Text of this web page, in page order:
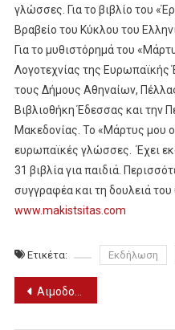
γλώσσες. Για το βιβλίο του
Βραβείο του Κύκλου του
Για το μυθιστόρημά του
Λογοτεχνίας της Ευρωπαϊκής
τους Δήμους Αθηναίων,
Βιβλιοθήκη Έδεσσας και την
Μακεδονίας. Το «Μάρτυς μου
ευρωπαϊκές γλώσσες. Έχει
31 βιβλία για παιδιά.
συγγραφέα και τη δουλειά
www.makistsitas.com
Ετικέτα: Εκδήλωση
Πλοήγηση
άρθρων
Αιμοδοσία στην Παναγίτσα (20/12)